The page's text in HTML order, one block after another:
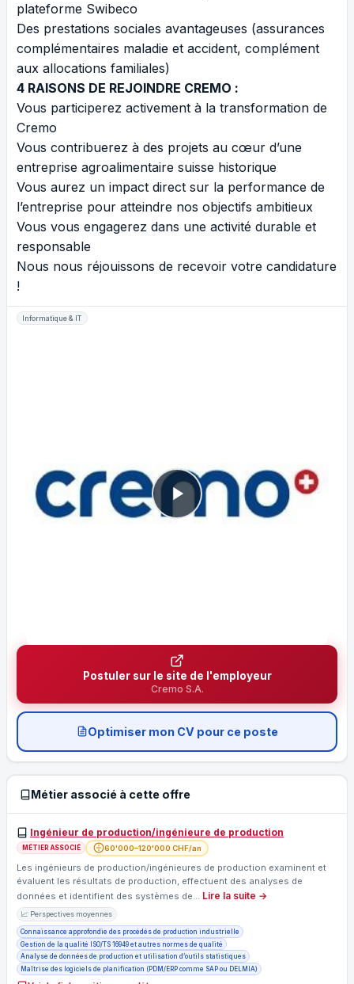
plateforme Swibeco
Des prestations sociales avantageuses (assurances
complémentaires maladie et accident, complément
aux allocations familiales)
4 RAISONS DE REJOINDRE CREMO :
Vous participerez activement à la transformation de
Cremo
Vous contribuerez à des projets au cœur d’une
entreprise agroalimentaire suisse historique
Vous aurez un impact direct sur la performance de
l’entreprise pour atteindre nos objectifs ambitieux
Vous vous engagerez dans une activité durable et
responsable
Nous nous réjouissons de recevoir votre candidature
!
Informatique & IT
Postuler sur le site de l'employeur
Cremo S.A.
Optimiser mon CV pour ce poste
Métier associé à cette offre
Ingénieur de production/ingénieure de production
MÉTIER ASSOCIÉ 60'000–120'000 CHF/an
Les ingénieurs de production/ingénieures de production examinent et
évaluent les résultats de production, effectuent des analyses de
données et identifient des systèmes de… Lire la suite →
📈 Perspectives moyennes
Connaissance approfondie des procédés de production industrielle
Gestion de la qualité ISO/TS 16949 et autres normes de qualité
Analyse de données de production et utilisation d’outils statistiques
Maîtrise des logiciels de planification (PDM/ERP comme SAP ou DELMIA)